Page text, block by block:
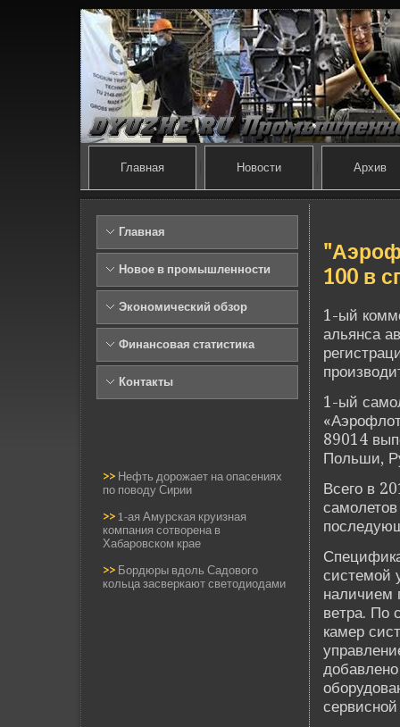
Главная Новости Архив
Главная
Новое в промышленности
Экономический обзор
Финансовая статистика
Контакты
>> Нефть дорожает на опасениях
по поводу Сирии
>> 1-ая Амурская круизная
компания сотворена в
Хабаровском крае
>> Бордюры вдоль Садового
кольца засверкают светодиодами
100 в
1-ый
альянса
1-ый
89014
Польши,
Всего в
системой
наличием
ве­тра. По
камер
сервисной